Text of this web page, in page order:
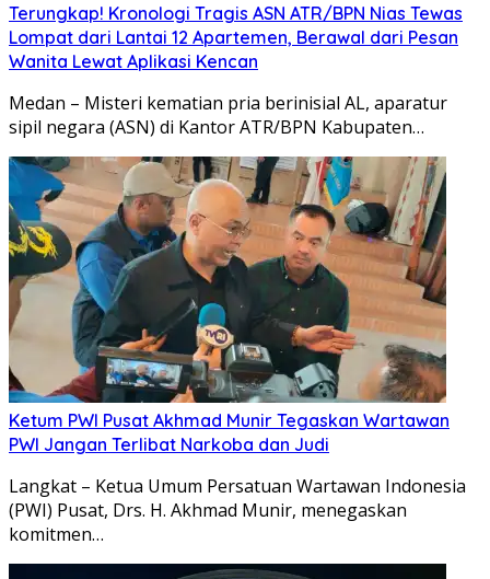
Terungkap! Kronologi Tragis ASN ATR/BPN Nias Tewas
Lompat dari Lantai 12 Apartemen, Berawal dari Pesan
Wanita Lewat Aplikasi Kencan
Medan – Misteri kematian pria berinisial AL, aparatur
sipil negara (ASN) di Kantor ATR/BPN Kabupaten…
Ketum PWI Pusat Akhmad Munir Tegaskan Wartawan
PWI Jangan Terlibat Narkoba dan Judi
Langkat – Ketua Umum Persatuan Wartawan Indonesia
(PWI) Pusat, Drs. H. Akhmad Munir, menegaskan
komitmen…